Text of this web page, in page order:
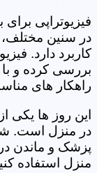
فیزیوتراپی
در سنین مختلف،
کاربرد دارد.
بررسی کرده و
راهکار های
این روز ها یکی
در منزل است.
پزشک و ماندن در
منزل استفاده